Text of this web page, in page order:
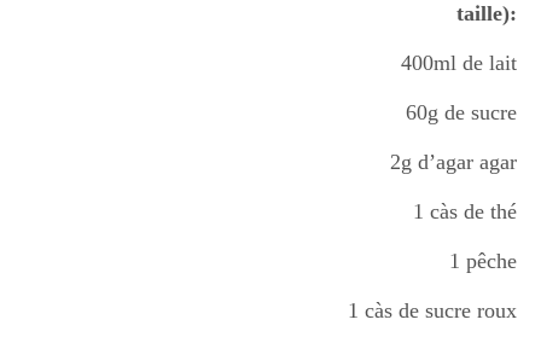
taille):
400ml de lait
60g de sucre
2g d’agar agar
1 càs de thé
1 pêche
1 càs de sucre roux